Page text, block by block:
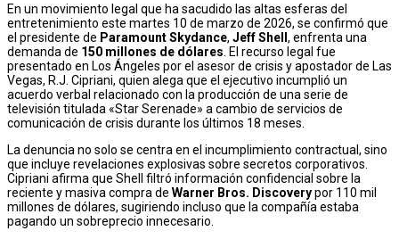
En un movimiento legal que ha sacudido las altas esferas del
entretenimiento este martes 10 de marzo de 2026, se confirmó que
el presidente de Paramount Skydance, Jeff Shell , enfrenta una
demanda de 150 millones de dólares . El recurso legal fue
presentado en Los Ángeles por el asesor de crisis y apostador de Las
Vegas, R.J. Cipriani, quien alega que el ejecutivo incumplió un
acuerdo verbal relacionado con la producción de una serie de
televisión titulada «Star Serenade» a cambio de servicios de
comunicación de crisis durante los últimos 18 meses.
La denuncia no solo se centra en el incumplimiento contractual, sino
que incluye revelaciones explosivas sobre secretos corporativos.
Cipriani afirma que Shell filtró información confidencial sobre la
reciente y masiva compra de Warner Bros. Discoverypor 110 mil
millones de dólares, sugiriendo incluso que la compañía estaba
pagando un sobreprecio innecesario.